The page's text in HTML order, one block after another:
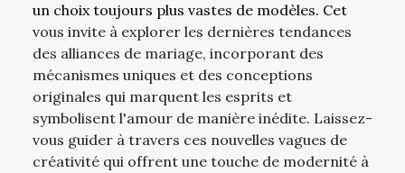
un choix toujours plus vastes de modèles. Cet
vous invite à explorer les dernières tendances
des alliances de mariage, incorporant des
mécanismes uniques et des conceptions
originales qui marquent les esprits et
symbolisent l'amour de manière inédite. Laissez-
vous guider à travers ces nouvelles vagues de
créativité qui offrent une touche de modernité à